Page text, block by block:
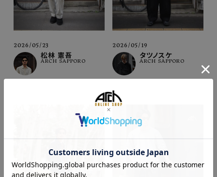
2026/05/23
松林 憲吾
ARCH SAPPORO
2026/05/19
タツノスケ
ARCH SAPPORO